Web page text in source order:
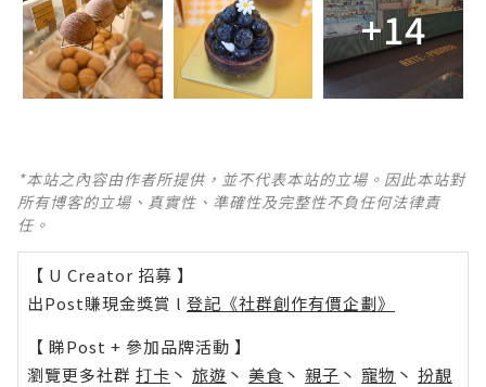
+14
*本站之內容由作者所提供，並不代表本站的立場。因此本站對
所有博客的立場、真實性、準確性及完整性不負任何法律責
任。
【 U Creator 招募 】
出Post賺現金獎賞 l 登記《社群創作有價企劃》
【 睇Post + 參加品牌活動 】
瀏覽更多社群 打卡 丶 旅遊 丶 美食 丶 親子 丶 寵物 丶 扮靚